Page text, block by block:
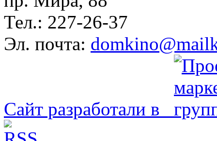
Тел.: 227-26-37
Эл. почта:
Сайт разработали в